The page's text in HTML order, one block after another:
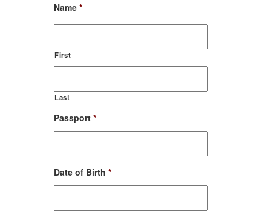
Name *
First
Last
Passport *
Date of Birth *